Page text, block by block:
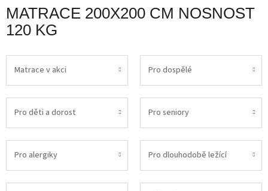
MATRACE 200X200 CM NOSNOST
120 KG
Matrace v akci Pro dospělé
Pro děti a dorost Pro seniory
Pro alergiky Pro dlouhodobě ležící